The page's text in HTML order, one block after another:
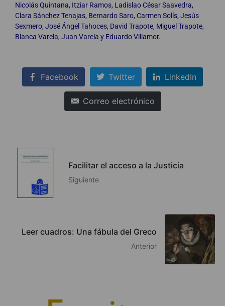
Nicolás Quintana, Itziar Ramos, Ladislao César Saavedra,
Clara Sánchez Tenajas, Bernardo Saro, Carmen Solís, Jesús
Sexmero, José Ángel Tahoces, David Trapote, Miguel Trapote,
Blanca Varela, Juan Varela y Eduardo Villamor.
Facebook Twitter LinkedIn
Correo electrónico
Facilitar el acceso a la Justicia
Siguiente
Leer cuadros: Una fábula del Greco
Anterior